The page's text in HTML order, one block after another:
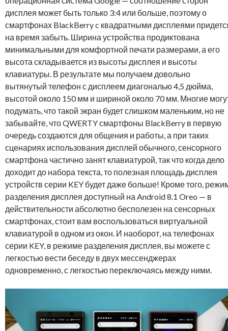
дисплея может быть только 3:4 или больше, поэтому о
смартфонах BlackBerry c квадратными дисплеями
на время забыть. Ширина устройства продиктована
минимальными для комфортной печати размерами, а его
высота складывается из высоты дисплея и высоты
клавиатуры. В результате мы получаем довольно
вытянутый телефон с дисплеем диагональю 4,5 дюйма,
высотой около 150 мм и шириной около 70 мм. Многие
подумать, что такой экран будет слишком маленьким, но не
забывайте, что QWERTY смартфоны BlackBerry в первую
очередь создаются для общения и работы, а при таких
сценариях использования дисплей обычного, сенсорного
смартфона частично занят клавиатурой, так что когда дело
доходит до набора текста, то полезная площадь дисплея
устройств серии KEY будет даже больше! Кроме того,
разделения дисплея доступный на Android 8.1 Oreo — в
действительности абсолютно бесполезен на сенсорных
смартфонах, стоит вам воспользоваться виртуальной
клавиатурой в одном из окон. И наоборот, на телефонах
серии KEY, в режиме разделения дисплея, вы можете с
легкостью вести беседу в двух мессенджерах
одновременно, с легкостью переключаясь между ними.